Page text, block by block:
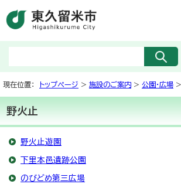
現在位置： トップページ > 施設のご案内 > 公園・広場
野火止
野火止遊園
下里本邑遺跡公園
のびどめ第三広場